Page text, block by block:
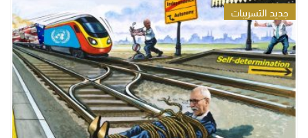
جديد التسريبات